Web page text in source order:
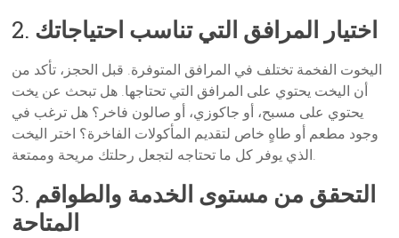
2. اختيار المرافق التي تناسب احتياجاتك
اليخوت الفخمة تختلف في المرافق المتوفرة. قبل الحجز، تأكد من
أن اليخت يحتوي على المرافق التي تحتاجها. هل تبحث عن يخت
يحتوي على مسبح، أو جاكوزي، أو صالون فاخر؟ هل ترغب في
وجود مطعم أو طاهٍ خاص لتقديم المأكولات الفاخرة؟ اختر اليخت
الذي يوفر كل ما تحتاجه لتجعل رحلتك مريحة وممتعة.
3. التحقق من مستوى الخدمة والطواقم
المتاحة